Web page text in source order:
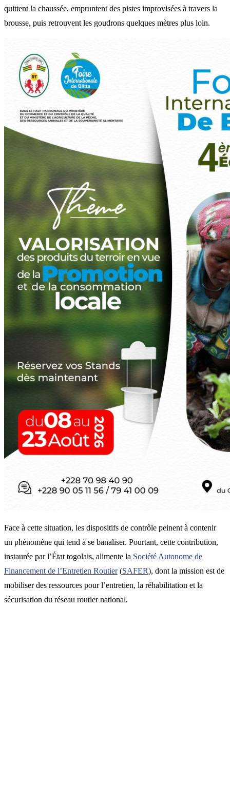
quittent la chaussée, empruntent des pistes improvisées à travers la
brousse, puis retrouvent les goudrons quelques mètres plus loin.
Face à cette situation, les dispositifs de contrôle peinent à contenir
un phénomène qui tend à se banaliser. Pourtant, cette contribution,
instaurée par l’État togolais, alimente la Société Autonome de
Financement de l’Entretien Routier(SAFER), dont la mission est de
mobiliser des ressources pour l’entretien, la réhabilitation et la
sécurisation du réseau routier national.